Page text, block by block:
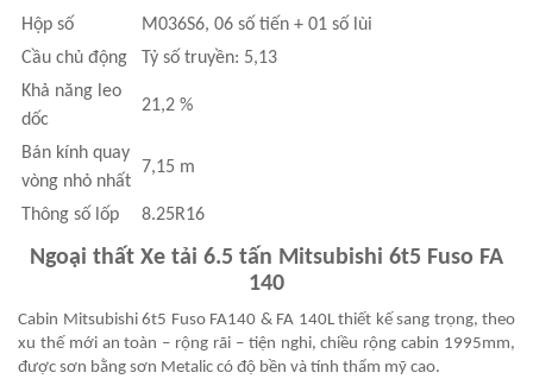
Hộp số
M036S6, 06 số tiến + 01 số lùi
Cầu chủ động
Tỷ số truyền: 5,13
Khả năng leo
dốc
21,2 %
Bán kính quay
vòng nhỏ nhất
7,15 m
Thông số lốp 8.25R16
Ngoại thất Xe tải 6.5 tấn Mitsubishi 6t5 Fuso FA
140
Cabin Mitsubishi 6t5 Fuso FA140 & FA 140L thiết kế sang trọng, theo
xu thế mới an toàn – rộng rãi – tiện nghi, chiều rộng cabin 1995mm,
được sơn bằng sơn Metalic có độ bền và tính thẩm mỹ cao.